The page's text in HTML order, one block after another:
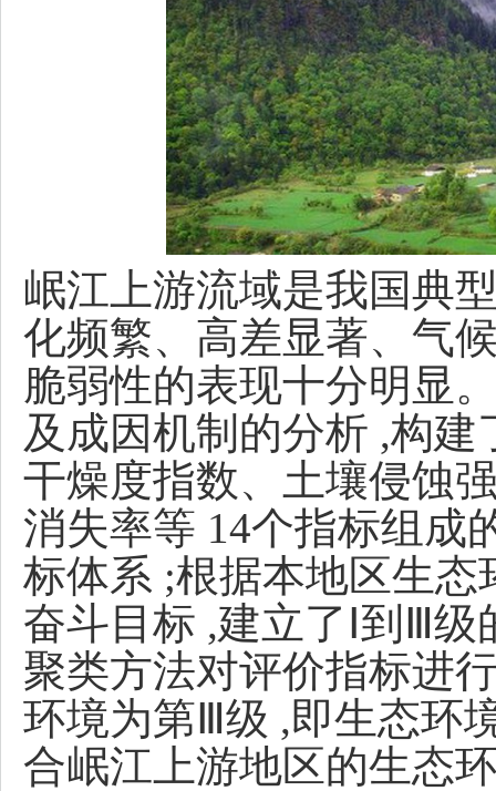
岷江上游流域是我国典
化频繁、高差显著、气
脆弱性的表现十分明显
及成因机制的分析 ,构
干燥度指数、土壤侵蚀
消失率等 14个指标组成
标体系 ;根据本地区生
奋斗目标 ,建立了Ⅰ到Ⅲ
聚类方法对评价指标进
环境为第Ⅲ级 ,即生态环
合岷江上游地区的生态